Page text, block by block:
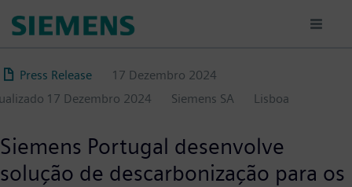
para
conteúdo
principal
Press Release
17 Dezembro 2024
17 Dezembro 2024 Siemens SA Lisboa
Siemens Portugal desenvolve
solução de descarbonização para os